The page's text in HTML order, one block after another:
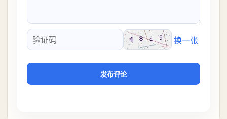
验证码
换一张
发布评论